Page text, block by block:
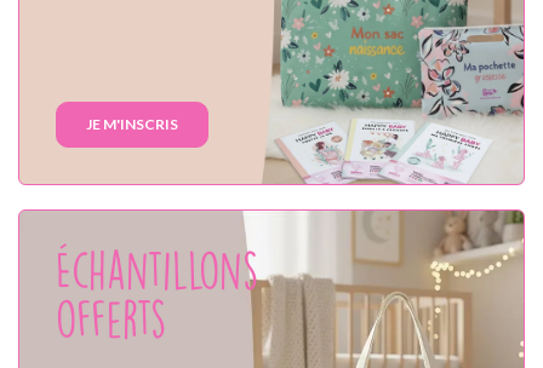
JE M'INSCRIS
Échantillons
offerts